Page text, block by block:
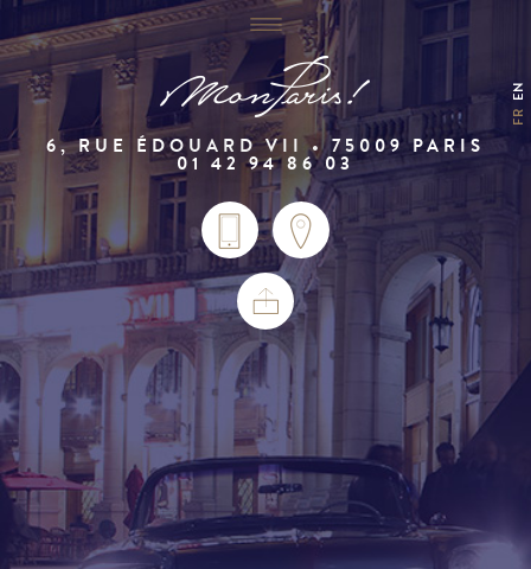
FR
EN
6, RUE ÉDOUARD VII • 75009 PARIS
01 42 94 86 03